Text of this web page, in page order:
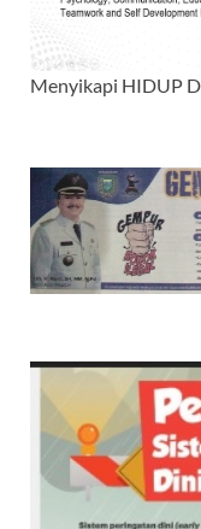
Menyikapi HIDUP